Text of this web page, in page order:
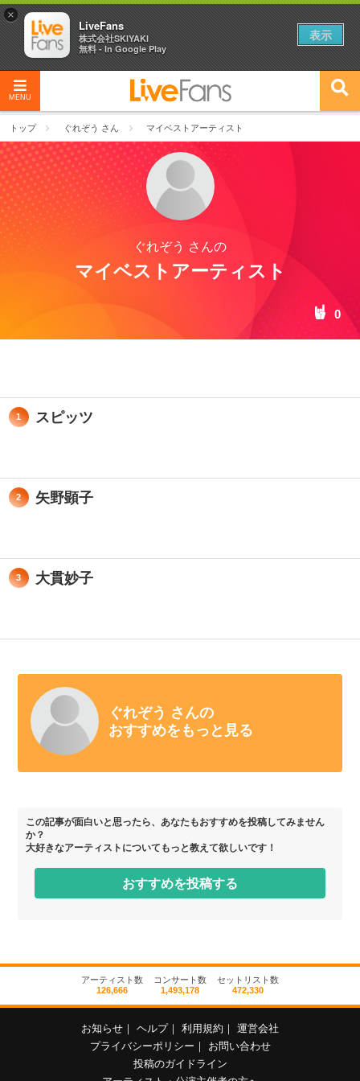
MENU
トップ ぐれぞう さん マイベストアーティスト
ぐれぞう さんの
マイベストアーティスト
0
1 スピッツ
2 矢野顕子
3 大貫妙子
ぐれぞう さんの
おすすめをもっと見る
この記事が面白いと思ったら、あなたもおすすめを投稿してみません
か？
大好きなアーティストについてもっと教えて欲しいです！
おすすめを投稿する
アーティスト数
126,666
コンサート数
1,493,178
セットリスト数
472,330
お知らせ ｜ ヘルプ｜ 利用規約 ｜ 運営会社
プライバシーポリシー ｜
お問い合わせ
投稿のガイドライン
×
LiveFans
株式会社SKIYAKI
無料 - In Google Play
表示